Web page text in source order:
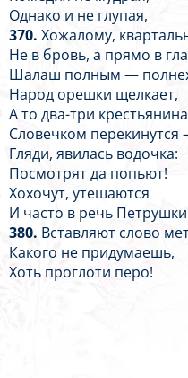
Однако и не глупая,
370. Хожалому,
Не в бровь, а прямо в
Шалаш полным —
Народ орешки щелкает,
А то два-три крестьянина
Словечком перекинутся
Гляди, явилась водочка:
Посмотрят да попьют!
Хохочут, утешаются
И часто в речь
380. Вставляют слово
Какого не придумаешь,
Хоть проглоти перо!